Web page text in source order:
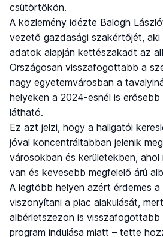
csütörtökön.
A közlemény idézte Balogh
vezető gazdasági szakértőjét, aki
adatok alapján kettészakadt az
Országosan visszafogottabb a
nagy egyetemvárosban a
helyeken a 2024-esnél is
látható.
Ez azt jelzi, hogy a hallgatói
jóval koncentráltabban jelenik
városokban és kerületekben,
van és kevesebb megfelelő árú
A legtöbb helyen azért érdemes
viszonyítani a piac alakulását,
albérletszezon is
program indulása miatt – tette